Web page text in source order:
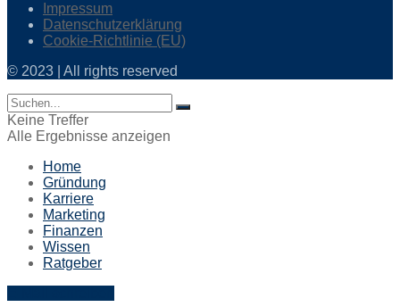
Impressum
Datenschutzerklärung
Cookie-Richtlinie (EU)
© 2023 | All rights reserved
Keine Treffer
Alle Ergebnisse anzeigen
Home
Gründung
Karriere
Marketing
Finanzen
Wissen
Ratgeber